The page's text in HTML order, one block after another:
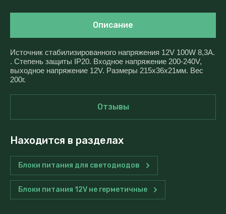
Описание
Источник стабилизированного напряжения 12V 100W 8,3A.
. Степень защиты IP20. Входное напряжение 200-240V,
выходное напряжение 12V. Размеры 215x36x21мм. Вес
200г.
Отзывы
Находится в разделах
Блоки питания для светодиодов
Блоки питания 12V не герметичные